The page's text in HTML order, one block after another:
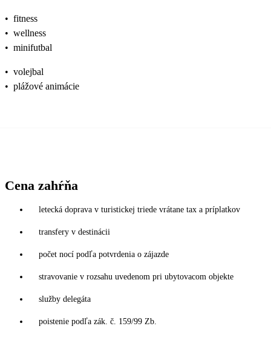
• fitness
• wellness
• minifutbal
• volejbal
• plážové animácie
Cena zahŕňa
letecká doprava v turistickej triede vrátane tax a príplatkov
transfery v destinácii
počet nocí podľa potvrdenia o zájazde
stravovanie v rozsahu uvedenom pri ubytovacom objekte
služby delegáta
poistenie podľa zák. č. 159/99 Zb.